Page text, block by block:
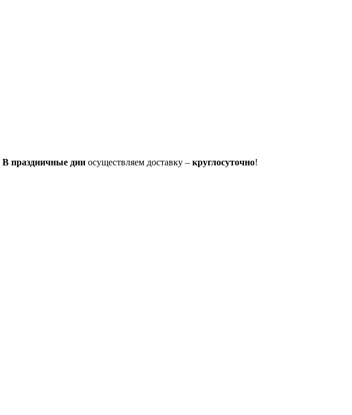
В праздничные дни осуществляем доставку – круглосуточно!